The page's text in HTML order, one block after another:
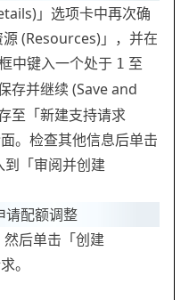
」选项卡中再次确
(Resources)」，并在
中键入一个处于 1 至
存并继续 (Save and
至「新建支持请求
。检查其他信息后单击
到「审阅并创建
后单击「创建
。